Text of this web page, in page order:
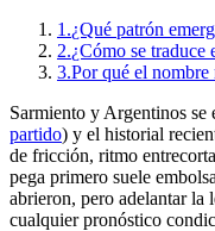
1.¿Qué patrón
2.¿Cómo se traduce
3.Por qué el nombre
Sarmiento y Argentinos
partido) y el historial
de fricción, ritmo
pega primero suele
abrieron, pero adelantar la
cualquier pronóstico